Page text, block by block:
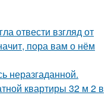
отвести взгляд от
пора вам о нём
неразгаданной.
квартиры 32 м 2 в